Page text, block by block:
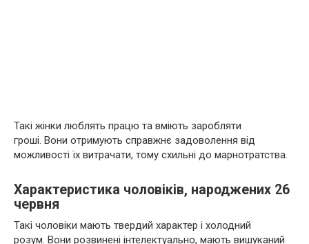
Такі жінки люблять працю та вміють заробляти
гроші. Вони отримують справжнє задоволення від
можливості їх витрачати, тому схильні до марнотратства.
Характеристика чоловіків, народжених 26
червня
Такі чоловіки мають твердий характер і холодний
розум. Вони розвинені інтелектуально, мають вишуканий